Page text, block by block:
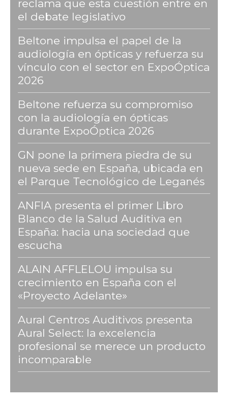
reclama que esta cuestión entre en
el debate legislativo
Beltone impulsa el papel de la
audiología en ópticas y refuerza su
vínculo con el sector en ExpoÓptica
2026
Beltone refuerza su compromiso
con la audiología en ópticas
durante ExpoÓptica 2026
GN pone la primera piedra de su
nueva sede en España, ubicada en
el Parque Tecnológico de Leganés
ANFIA presenta el primer Libro
Blanco de la Salud Auditiva en
España: hacia una sociedad que
escucha
ALAIN AFFLELOU impulsa su
crecimiento en España con el
«Proyecto Adelante»
Aural Centros Auditivos presenta
Aural Select: la excelencia
profesional se merece un producto
incomparable